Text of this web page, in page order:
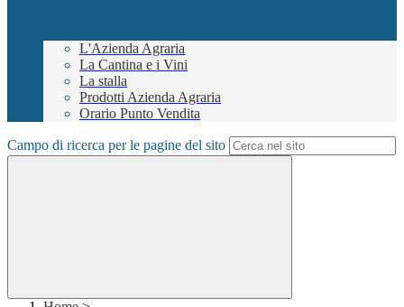
L'Azienda Agraria
La Cantina e i Vini
La stalla
Prodotti Azienda Agraria
Orario Punto Vendita
Campo di ricerca per le pagine del sito